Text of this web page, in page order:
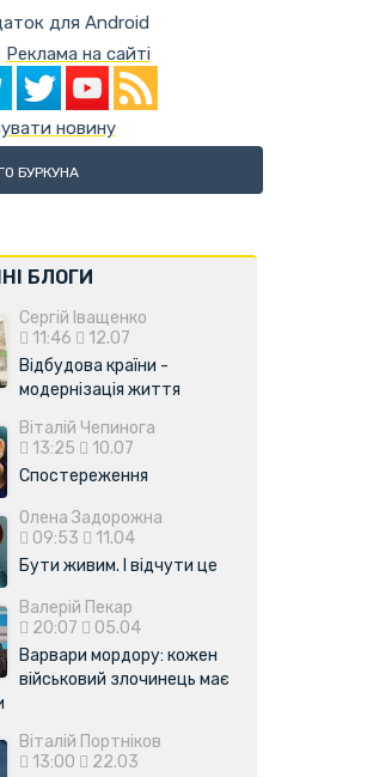
для Android
Реклама на сайті
новину
БУРКУНА
БЛОГИ
Сергій Іващенко
11:46
12.07
Відбудова країни -
модернізація життя
Віталій Чепинога
13:25
10.07
Спостереження
Олена Задорожна
09:53
11.04
Бути живим. І відчути це
Валерій Пекар
20:07
05.04
Варвари мордору: кожен
військовий злочинець має
Віталій Портніков
13:00
22.03